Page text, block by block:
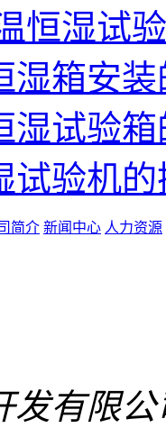
恒湿试
湿箱安
湿试验
试验机
简介 新闻中心 人力资源
发有限公